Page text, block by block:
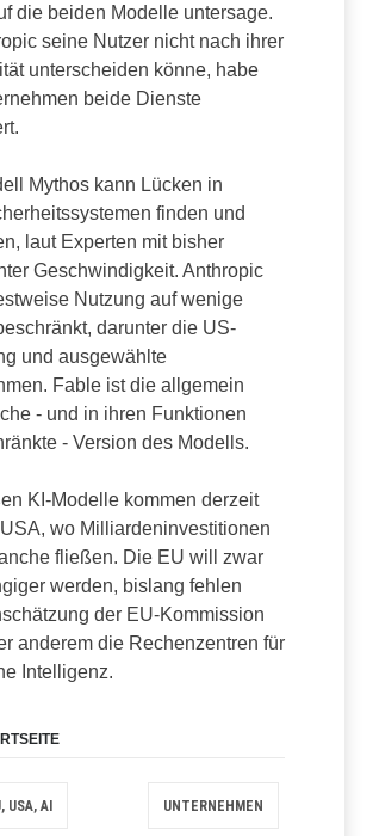
die beiden Modelle untersage.
seine Nutzer nicht nach ihrer
unterscheiden könne, habe
beide Dienste
Mythos kann Lücken in
finden und
laut Experten mit bisher
Geschwindigkeit. Anthropic
Nutzung auf wenige
darunter die US-
und ausgewählte
Fable ist die allgemein
- und in ihren Funktionen
- Version des Modells.
KI-Modelle kommen derzeit
wo Milliardeninvestitionen
fließen. Die EU will zwar
werden, bislang fehlen
der EU-Kommission
anderem die Rechenzentren für
Intelligenz.
USA, AI UNTERNEHMEN